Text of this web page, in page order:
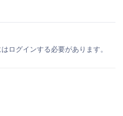
ログインする必要があります。